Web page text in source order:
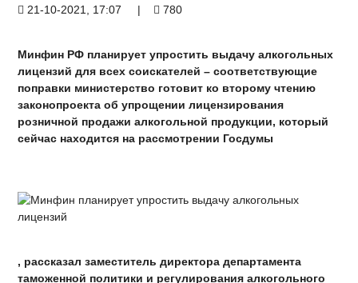
21-10-2021, 17:07 | 780
Минфин РФ планирует упростить выдачу алкогольных
лицензий для всех соискателей – соответствующие
поправки министерство готовит ко второму чтению
законопроекта об упрощении лицензирования
розничной продажи алкогольной продукции, который
сейчас находится на рассмотрении Госдумы
, рассказал заместитель директора департамента
таможенной политики и регулирования алкогольного